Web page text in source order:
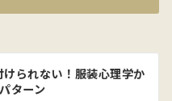
られない！服装心理学か
ターン